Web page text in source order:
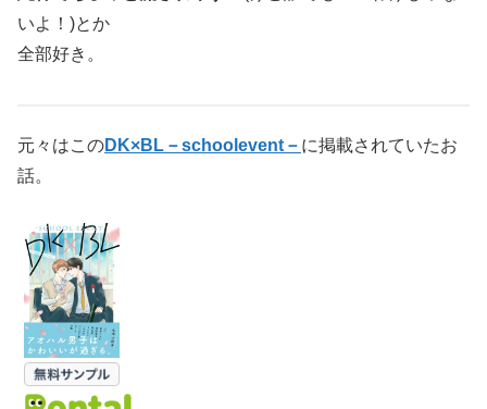
いよ！)とか
全部好き。
元々はこのDK×BL－schoolevent－ に掲載されていたお
話。